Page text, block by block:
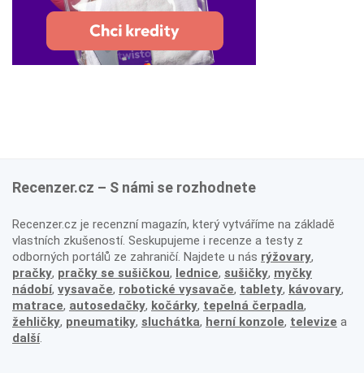
Recenzer.cz – S námi se rozhodnete
Recenzer.cz je recenzní magazín, který vytváříme na základě
vlastních zkušeností. Seskupujeme i recenze a testy z
odborných portálů ze zahraničí. Najdete u nás rýžovary,
pračky, pračky se sušičkou, lednice, sušičky, myčky
nádobí, vysavače, robotické vysavače, tablety, kávovary,
matrace, autosedačky, kočárky, tepelná čerpadla,
žehličky, pneumatiky, sluchátka, herní konzole, televize a
další.